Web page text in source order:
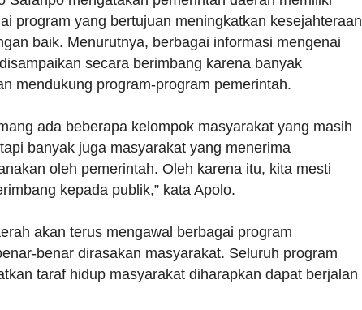
program yang bertujuan meningkatkan kesejahteraan
baik. Menurutnya, berbagai informasi mengenai
secara berimbang karena banyak
mendukung program-program pemerintah.
ada beberapa kelompok masyarakat yang masih
banyak juga masyarakat yang menerima
oleh pemerintah. Oleh karena itu, kita mesti
kepada publik,” kata Apolo.
akan terus mengawal berbagai program
benar dirasakan masyarakat. Seluruh program
taraf hidup masyarakat diharapkan dapat berjalan